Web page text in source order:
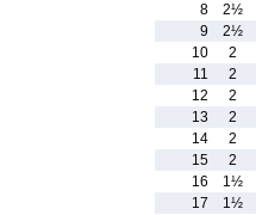
8
2½
9
2½
10
2
11
2
12
2
13
2
14
2
15
2
16
1½
17
1½